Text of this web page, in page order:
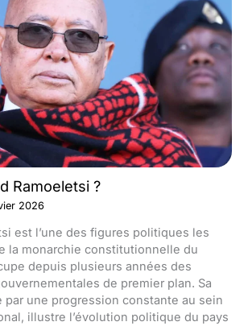
Ramoeletsi ?
2026
est l’une des figures politiques les
la monarchie constitutionnelle du
depuis plusieurs années des
de premier plan. Sa
par une progression constante au sein
illustre l’évolution politique du pays